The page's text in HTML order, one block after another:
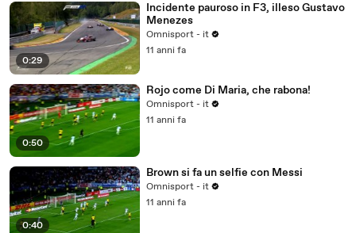
0:29
Incidente pauroso in F3, illeso Gustavo
Menezes
Omnisport - it
11 anni fa
0:50
Rojo come Di Maria, che rabona!
Omnisport - it
11 anni fa
0:40
Brown si fa un selfie con Messi
Omnisport - it
11 anni fa